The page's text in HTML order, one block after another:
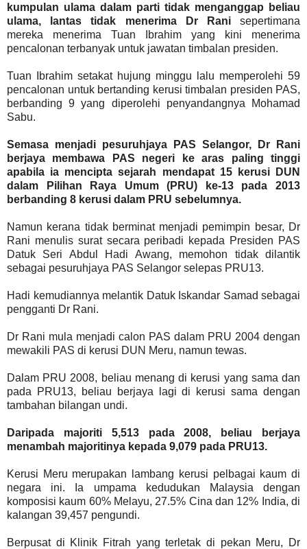
kumpulan ulama dalam parti tidak menganggap beliau
ulama, lantas tidak menerima Dr Ranisepertimana
mereka menerima Tuan Ibrahim yang kini menerima
pencalonan terbanyak untuk jawatan timbalan presiden.
Tuan Ibrahim setakat hujung minggu lalu memperolehi 59
pencalonan untuk bertanding kerusi timbalan presiden PAS,
berbanding 9 yang diperolehi penyandangnya Mohamad
Sabu.
Semasa menjadi pesuruhjaya PAS Selangor, Dr Rani
berjaya membawa PAS negeri ke aras paling tinggi
apabila ia mencipta sejarah mendapat 15 kerusi DUN
dalam Pilihan Raya Umum (PRU) ke-13 pada 2013
berbanding 8 kerusi dalam PRU sebelumnya.
Namun kerana tidak berminat menjadi pemimpin besar, Dr
Rani menulis surat secara peribadi kepada Presiden PAS
Datuk Seri Abdul Hadi Awang, memohon tidak dilantik
sebagai pesuruhjaya PAS Selangor selepas PRU13.
Hadi kemudiannya melantik Datuk Iskandar Samad sebagai
pengganti Dr Rani.
Dr Rani mula menjadi calon PAS dalam PRU 2004 dengan
mewakili PAS di kerusi DUN Meru, namun tewas.
Dalam PRU 2008, beliau menang di kerusi yang sama dan
pada PRU13, beliau berjaya lagi di kerusi sama dengan
tambahan bilangan undi.
Daripada majoriti 5,513 pada 2008, beliau berjaya
menambah majoritinya kepada 9,079 pada PRU13.
Kerusi Meru merupakan lambang kerusi pelbagai kaum di
negara ini. Ia umpama kedudukan Malaysia dengan
komposisi kaum 60% Melayu, 27.5% Cina dan 12% India, di
kalangan 39,457 pengundi.
Berpusat di Klinik Fitrah yang terletak di pekan Meru, Dr